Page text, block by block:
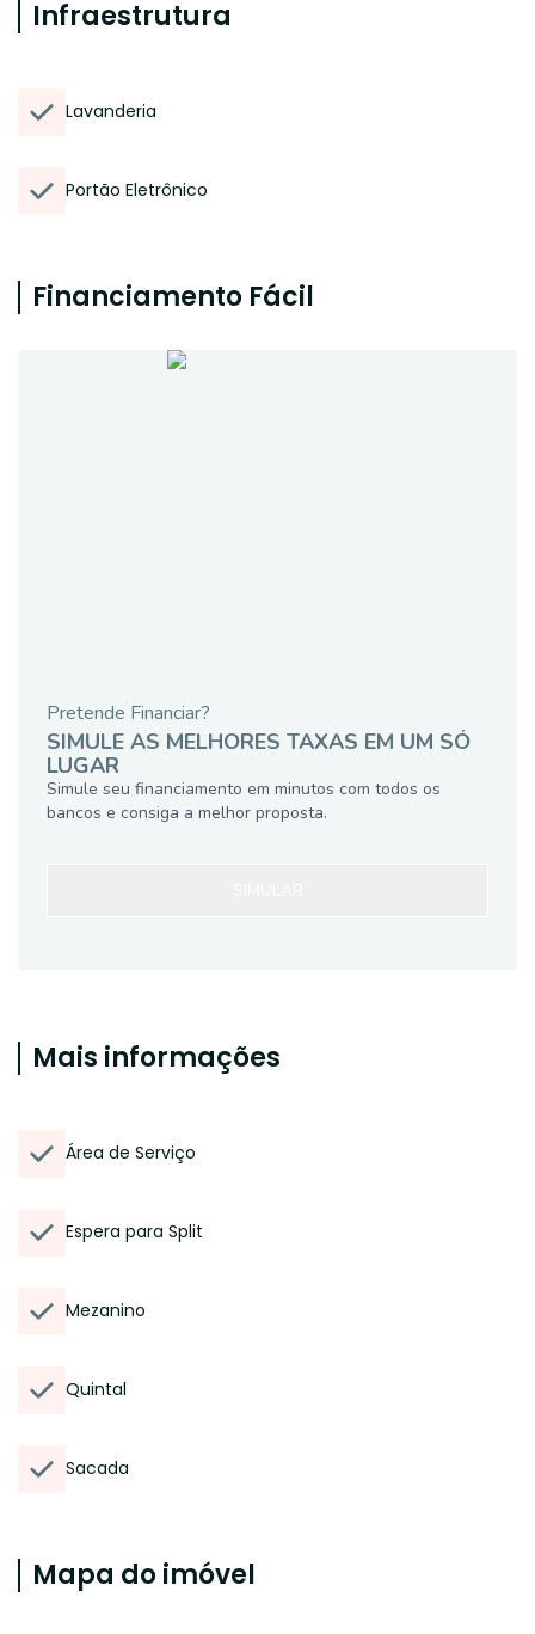
Infraestrutura
Lavanderia
Portão Eletrônico
Financiamento Fácil
Pretende Financiar?
SIMULE AS MELHORES TAXAS EM UM SÓ
LUGAR
Simule seu financiamento em minutos com todos os
bancos e consiga a melhor proposta.
Mais informações
Área de Serviço
Espera para Split
Mezanino
Quintal
Sacada
Mapa do imóvel